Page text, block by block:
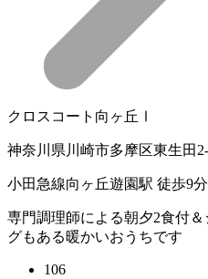
クロスコート向ヶ丘Ⅰ
神奈川県川崎市多摩区東生田2-
小田急線向ヶ丘遊園駅 徒歩9分
専門調理師による朝夕2食付
グもある暖かいおうちです
106